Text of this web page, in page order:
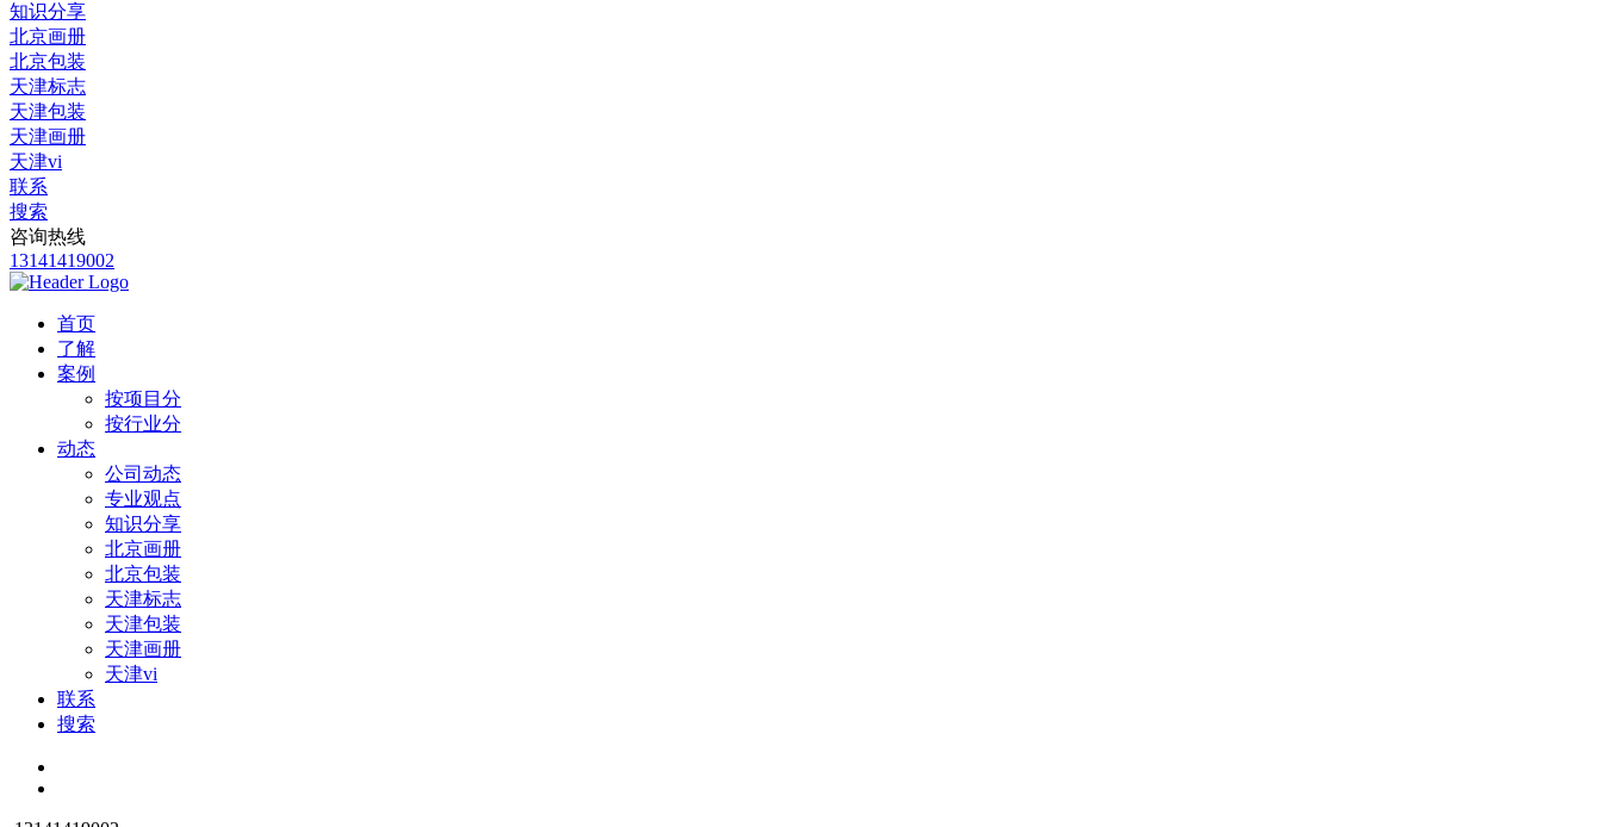
知识分享
北京画册
北京包装
天津标志
天津包装
天津画册
天津vi
联系
搜索
咨询热线
13141419002
首页
了解
案例
按项目分
按行业分
动态
公司动态
专业观点
知识分享
北京画册
北京包装
天津标志
天津包装
天津画册
天津vi
联系
搜索